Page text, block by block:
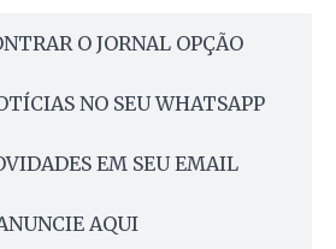
O JORNAL OPÇÃO
NO SEU WHATSAPP
EM SEU EMAIL
AQUI